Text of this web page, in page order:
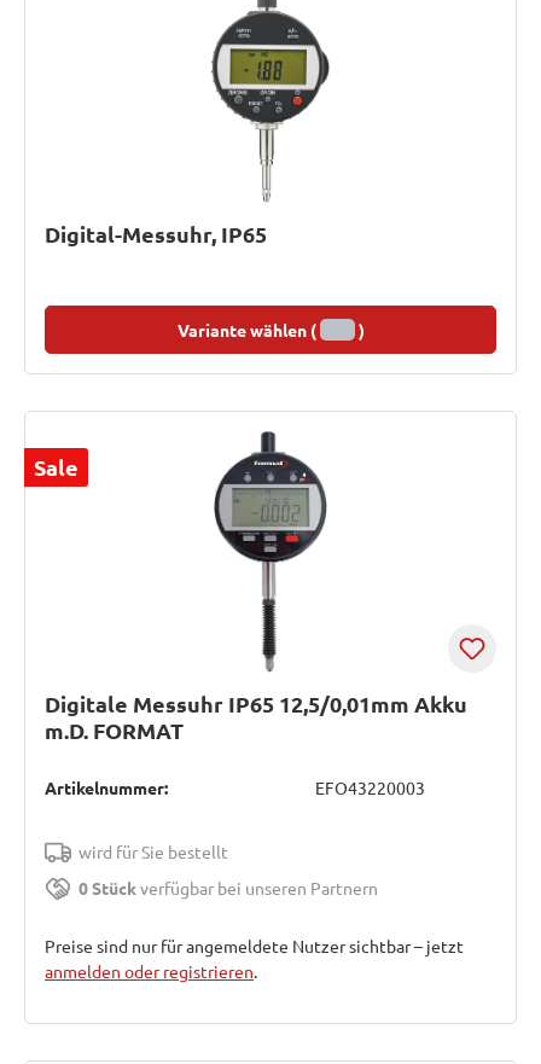
Digital-Messuhr, IP65
Variante wählen ( )
Sale
Digitale Messuhr IP65 12,5/0,01mm Akku
m.D. FORMAT
Artikelnummer: EFO43220003
wird für Sie bestellt
0 Stückverfügbar bei unseren Partnern
Preise sind nur für angemeldete Nutzer sichtbar – jetzt
anmelden oder registrieren.